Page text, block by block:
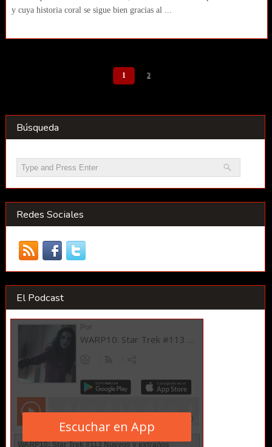
y cuya historia coral se sigue bien gracias al ...
1 2
Búsqueda
Redes Sociales
El Podcast